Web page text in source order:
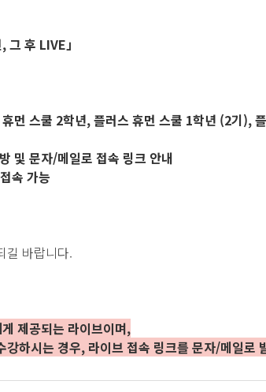
후 LIVE」
먼 스쿨 2학년, 플러스 휴먼 스쿨 1학년 (2기),
및 문자/메일로 접속 링크 안내
속 가능
길 바랍니다.
제공되는 라이브이며,
하시는 경우, 라이브 접속 링크를 문자/메일로